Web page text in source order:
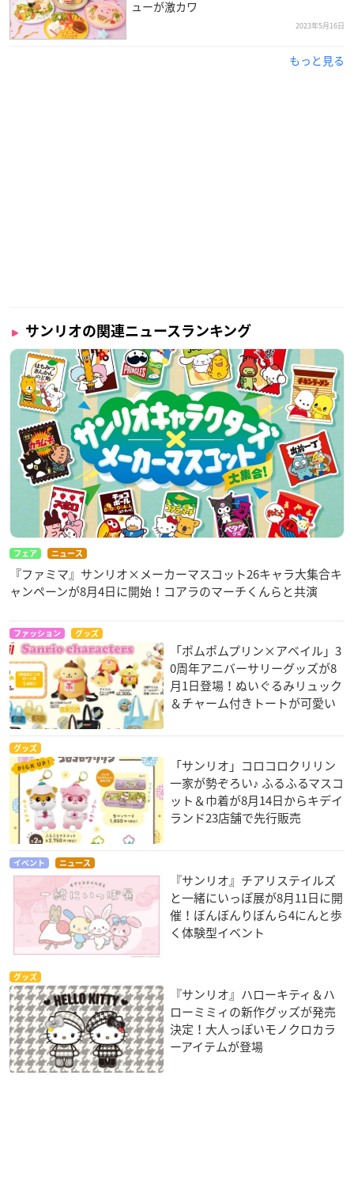
ューが激カワ
2023年5月16日
もっと見る
サンリオの関連ニュースランキング
フェア ニュース
『ファミマ』サンリオ×メーカーマスコット26キャラ大集合キ
ャンペーンが8月4日に開始！コアラのマーチくんらと共演
ファッション グッズ
「ポムポムプリン×アベイル」3
0周年アニバーサリーグッズが8
月1日登場！ぬいぐるみリュック
＆チャーム付きトートが可愛い
グッズ
「サンリオ」コロコロクリリン
一家が勢ぞろい♪ ふるふるマスコ
ット＆巾着が8月14日からキデイ
ランド23店舗で先行販売
イベント ニュース
『サンリオ』チアリステイルズ
と一緒にいっぽ展が8月11日に開
催！ぼんぼんりぼんら4にんと歩
く体験型イベント
グッズ
『サンリオ』ハローキティ＆ハ
ローミミィの新作グッズが発売
決定！大人っぽいモノクロカラ
ーアイテムが登場